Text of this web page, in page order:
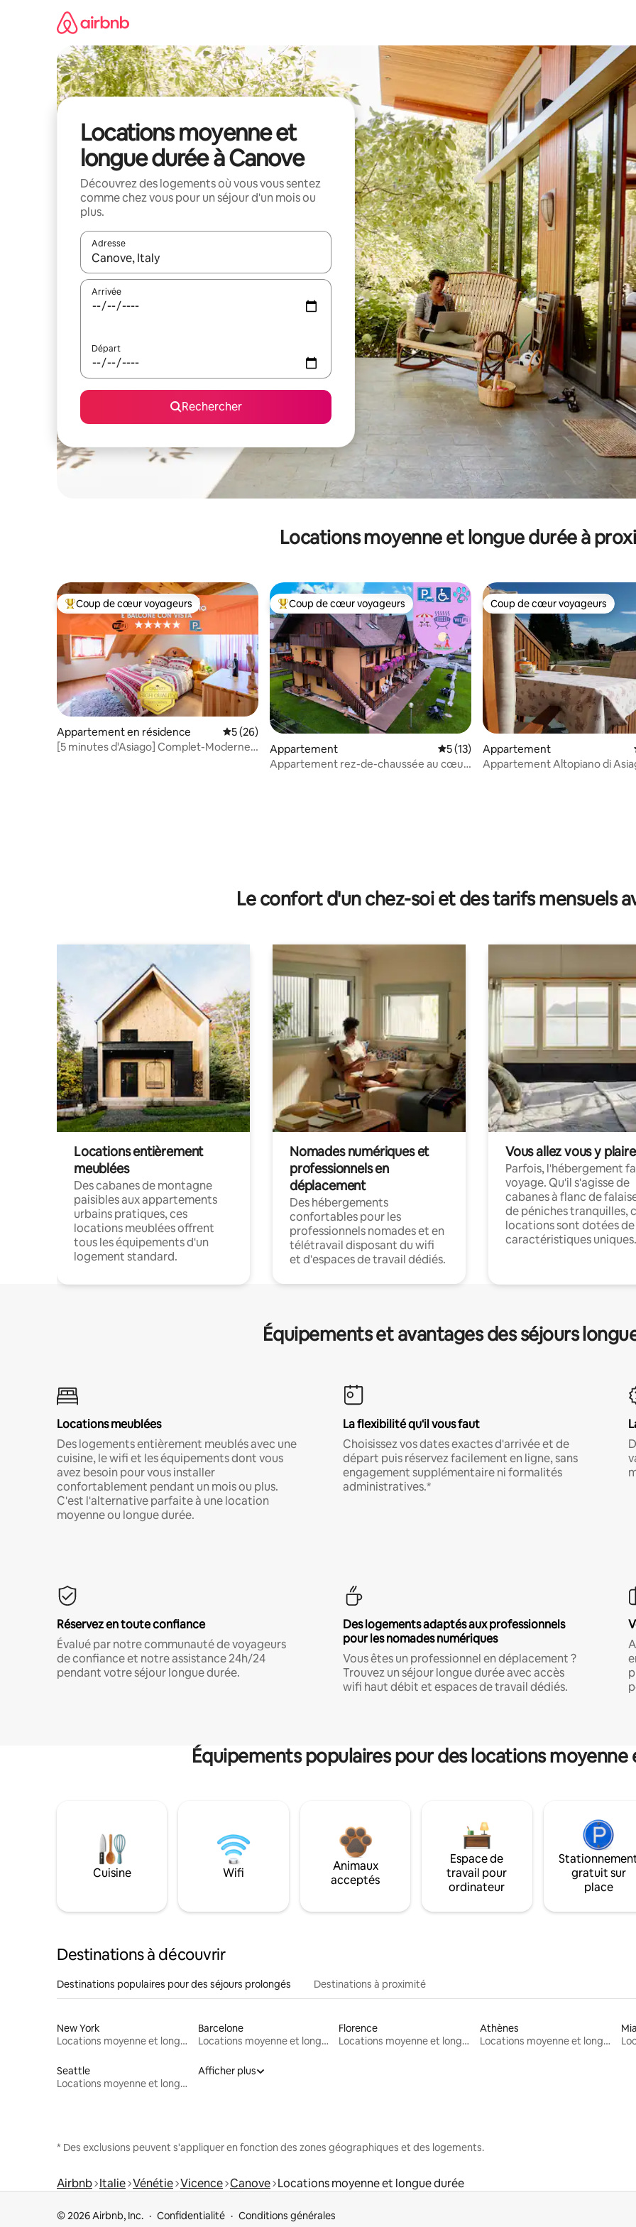
Locations moyenne et
longue durée à Canove
Découvrez des logements où vous vous sentez
comme chez vous pour un séjour d'un mois ou
plus.
Adresse
Lorsque les résultats s'affichent, utilisez les flèches vers le haut et vers le bas pour les parcourir ou en appuyant et en
Arrivée
Départ
Rechercher
Locations moyenne et longue durée à
Coups de cœur voyageurs les plus appréciés
Coup de cœur voyageurs
Appartement en résidence Évaluation moyenne sur la base de 26 commentaires : 5 sur 5
5 (26)
[5 minutes d'Asiago] Complet-Moderne-
Coups de cœur voyageurs les plus appréciés
Coup de cœur voyageurs
Appartement Évaluation moyenne sur la base de 13
5 (13)
Appartement rez-de-chaussée au cœur
Coup de cœur voyageurs
Coup de cœur voyageurs
Appartement
Appartement Altopiano di
Le confort d'un chez-soi et des tarifs mensuels
Locations entièrement
meublées
Des cabanes de montagne
paisibles aux appartements
urbains pratiques, ces
locations meublées offrent
tous les équipements d'un
logement standard.
Nomades numériques et
professionnels en
déplacement
Des hébergements
confortables pour les
professionnels nomades et en
télétravail disposant du wifi
et d'espaces de travail dédiés.
Vous allez vous y plaire
Parfois, l'hébergement
voyage. Qu'il s'agisse de
cabanes à flanc de
de péniches tranquilles,
locations sont dotées de
caractéristiques uniques.
Équipements et avantages des séjours
Locations meublées
Des logements entièrement meublés avec une
cuisine, le wifi et les équipements dont vous
avez besoin pour vous installer
confortablement pendant un mois ou plus.
C'est l'alternative parfaite à une location
moyenne ou longue durée.
La flexibilité qu'il vous faut
Choisissez vos dates exactes d'arrivée et de
départ puis réservez facilement en ligne, sans
engagement supplémentaire ni formalités
administratives.*
Réservez en toute confiance
Évalué par notre communauté de voyageurs
de confiance et notre assistance 24h/24
pendant votre séjour longue durée.
Des logements adaptés aux professionnels
pour les nomades numériques
Vous êtes un professionnel en déplacement ?
Trouvez un séjour longue durée avec accès
wifi haut débit et espaces de travail dédiés.
Équipements populaires pour des locations
Cuisine Wifi
Animaux
acceptés
Espace de
travail pour
ordinateur
gratuit sur
place
Destinations à découvrir
Destinations populaires pour des séjours prolongés Destinations à proximité
New York
Locations moyenne et longue durée
Barcelone
Locations moyenne et longue durée
Florence
Locations moyenne et longue durée
Athènes
Locations moyenne et longue durée
Seattle
Locations moyenne et longue durée
Afficher plus
* Des exclusions peuvent s'appliquer en fonction des zones géographiques et des logements.
Airbnb Italie Vénétie Vicence Canove Locations moyenne et longue durée
© 2026 Airbnb, Inc. Confidentialité Conditions générales